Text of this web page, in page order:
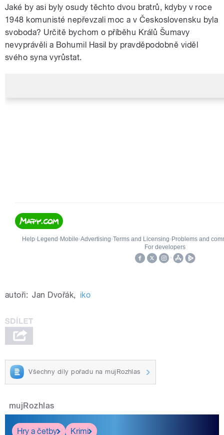
Jaké by asi byly osudy těchto dvou bratrů, kdyby v roce
1948 komunisté nepřevzali moc a v Československu byla
svoboda? Určitě bychom o příběhu Králů Šumavy
nevyprávěli a Bohumil Hasil by pravděpodobně viděl
svého syna vyrůstat.
autoři: Jan Dvořák, iko
Všechny díly pořadu na mujRozhlas
mujRozhlas
Hry a četby Krimi